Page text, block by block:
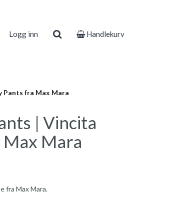
Logg inn Handlekurv
Pants fra Max Mara
| Vincita
Max Mara
fra Max Mara.